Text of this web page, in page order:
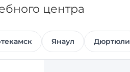
центра
Янаул Дюртюли